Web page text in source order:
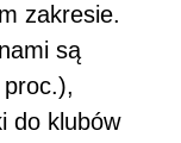
zakresie.
są
do klubów